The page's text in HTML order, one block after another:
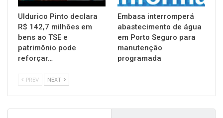
Uldurico Pinto declara
R$ 142,7 milhões em
bens ao TSE e
patrimônio pode
reforçar…
Embasa interromperá
abastecimento de água
em Porto Seguro para
manutenção
programada
PREV NEXT